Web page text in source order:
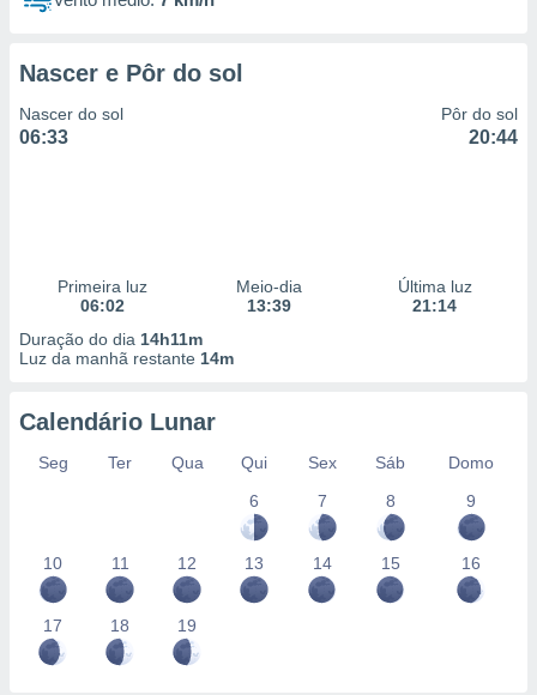
Nascer e Pôr do sol
Nascer do sol
06:33
Pôr do sol
20:44
Primeira luz
06:02
Meio-dia
13:39
Última luz
21:14
Duração do dia 14h11m
Luz da manhã restante 14m
Calendário Lunar
Seg Ter Qua Qui Sex Sáb
Domo
6
7 8 9
10 11 12 13 14 15 16
17 18 19